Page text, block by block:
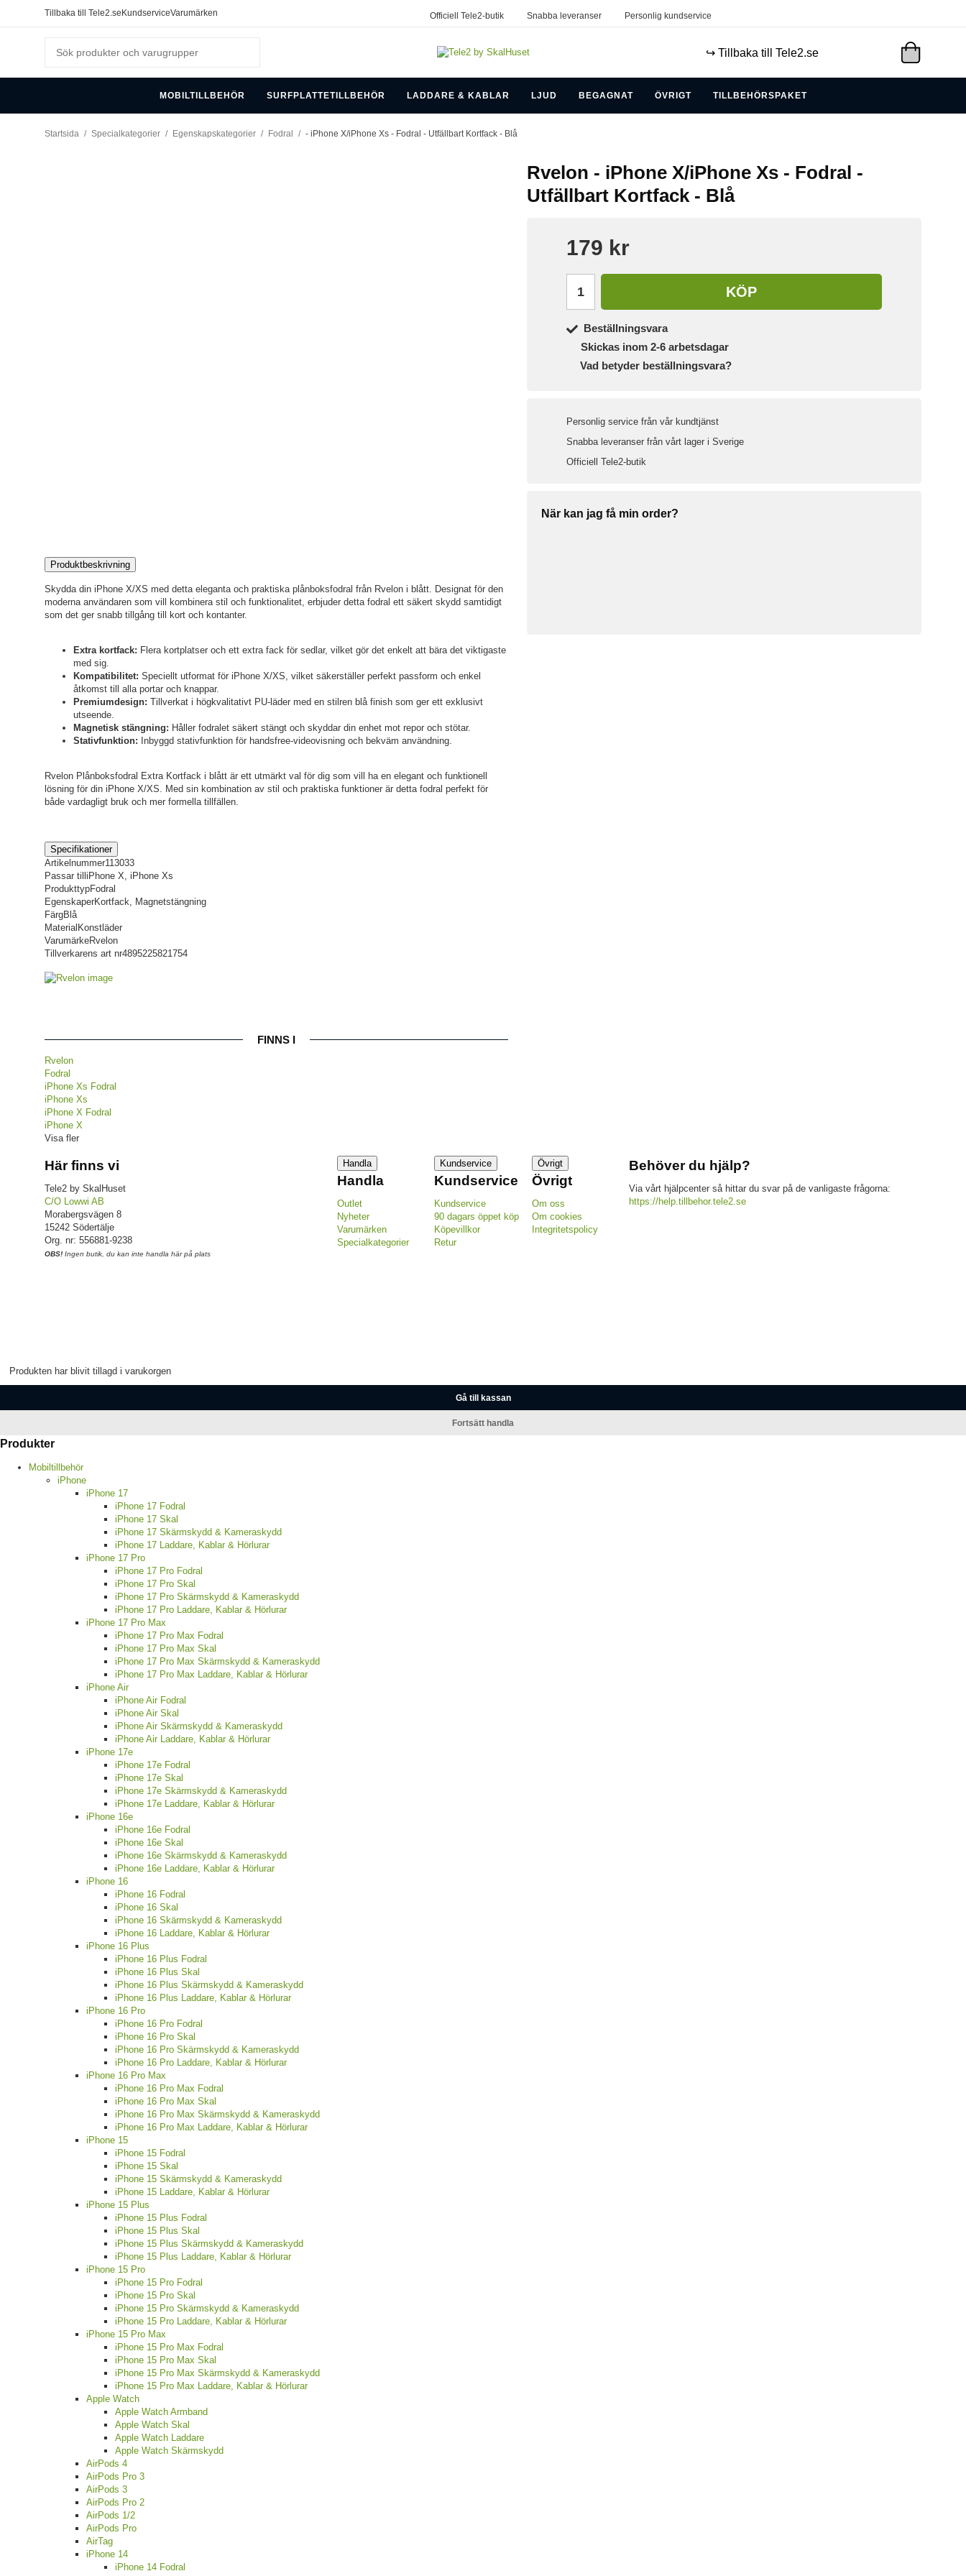
Tillbaka till Tele2.se KundserviceVarumärken Officiell Tele2-butik Snabba leveranser Personlig kundservice
↪️ Tillbaka till Tele2.se
MOBILTILLBEHÖR SURFPLATTETILLBEHÖR LADDARE & KABLAR LJUD BEGAGNAT ÖVRIGT TILLBEHÖRSPAKET
Startsida / Specialkategorier / Egenskapskategorier / Fodral / - iPhone X/iPhone Xs - Fodral - Utfällbart Kortfack - Blå
Rvelon - iPhone X/iPhone Xs - Fodral -
Utfällbart Kortfack - Blå
179 kr
KÖP
Beställningsvara
Skickas inom 2-6 arbetsdagar
Vad betyder beställningsvara?
Personlig service från vår kundtjänst
Snabba leveranser från vårt lager i Sverige
Officiell Tele2-butik
När kan jag få min order?
Produktbeskrivning
Skydda din iPhone X/XS med detta eleganta och praktiska plånboksfodral från Rvelon i blått. Designat för den
moderna användaren som vill kombinera stil och funktionalitet, erbjuder detta fodral ett säkert skydd samtidigt
som det ger snabb tillgång till kort och kontanter.
Extra kortfack: Flera kortplatser och ett extra fack för sedlar, vilket gör det enkelt att bära det viktigaste
med sig.
Kompatibilitet: Speciellt utformat för iPhone X/XS, vilket säkerställer perfekt passform och enkel
åtkomst till alla portar och knappar.
Premiumdesign: Tillverkat i högkvalitativt PU-läder med en stilren blå finish som ger ett exklusivt
utseende.
Magnetisk stängning: Håller fodralet säkert stängt och skyddar din enhet mot repor och stötar.
Stativfunktion: Inbyggd stativfunktion för handsfree-videovisning och bekväm användning.
Rvelon Plånboksfodral Extra Kortfack i blått är ett utmärkt val för dig som vill ha en elegant och funktionell
lösning för din iPhone X/XS. Med sin kombination av stil och praktiska funktioner är detta fodral perfekt för
både vardagligt bruk och mer formella tillfällen.
Specifikationer
Artikelnummer113033
Passar till iPhone X, iPhone Xs
ProdukttypFodral
EgenskaperKortfack, Magnetstängning
FärgBlå
Material Konstläder
VarumärkeRvelon
Tillverkarens art nr4895225821754
FINNS I
Rvelon
Fodral
iPhone Xs Fodral
iPhone Xs
iPhone X Fodral
iPhone X
Visa fler
Här finns vi
Tele2 by SkalHuset
C/O Lowwi AB
Morabergsvägen 8
15242 Södertälje
Org. nr: 556881-9238
OBS! Ingen butik, du kan inte handla här på plats
Handla
Handla
Outlet
Nyheter
Varumärken
Specialkategorier
Kundservice
Kundservice
Kundservice
90 dagars öppet köp
Köpevillkor
Retur
Övrigt
Övrigt
Om oss
Om cookies
Integritetspolicy
Behöver du hjälp?
Via vårt hjälpcenter så hittar du svar på de vanligaste frågorna:
https://help.tillbehor.tele2.se
Produkten har blivit tillagd i varukorgen
Gå till kassan
Fortsätt handla
Produkter
Mobiltillbehör
iPhone
iPhone 17
iPhone 17 Fodral
iPhone 17 Skal
iPhone 17 Skärmskydd & Kameraskydd
iPhone 17 Laddare, Kablar & Hörlurar
iPhone 17 Pro
iPhone 17 Pro Fodral
iPhone 17 Pro Skal
iPhone 17 Pro Skärmskydd & Kameraskydd
iPhone 17 Pro Laddare, Kablar & Hörlurar
iPhone 17 Pro Max
iPhone 17 Pro Max Fodral
iPhone 17 Pro Max Skal
iPhone 17 Pro Max Skärmskydd & Kameraskydd
iPhone 17 Pro Max Laddare, Kablar & Hörlurar
iPhone Air
iPhone Air Fodral
iPhone Air Skal
iPhone Air Skärmskydd & Kameraskydd
iPhone Air Laddare, Kablar & Hörlurar
iPhone 17e
iPhone 17e Fodral
iPhone 17e Skal
iPhone 17e Skärmskydd & Kameraskydd
iPhone 17e Laddare, Kablar & Hörlurar
iPhone 16e
iPhone 16e Fodral
iPhone 16e Skal
iPhone 16e Skärmskydd & Kameraskydd
iPhone 16e Laddare, Kablar & Hörlurar
iPhone 16
iPhone 16 Fodral
iPhone 16 Skal
iPhone 16 Skärmskydd & Kameraskydd
iPhone 16 Laddare, Kablar & Hörlurar
iPhone 16 Plus
iPhone 16 Plus Fodral
iPhone 16 Plus Skal
iPhone 16 Plus Skärmskydd & Kameraskydd
iPhone 16 Plus Laddare, Kablar & Hörlurar
iPhone 16 Pro
iPhone 16 Pro Fodral
iPhone 16 Pro Skal
iPhone 16 Pro Skärmskydd & Kameraskydd
iPhone 16 Pro Laddare, Kablar & Hörlurar
iPhone 16 Pro Max
iPhone 16 Pro Max Fodral
iPhone 16 Pro Max Skal
iPhone 16 Pro Max Skärmskydd & Kameraskydd
iPhone 16 Pro Max Laddare, Kablar & Hörlurar
iPhone 15
iPhone 15 Fodral
iPhone 15 Skal
iPhone 15 Skärmskydd & Kameraskydd
iPhone 15 Laddare, Kablar & Hörlurar
iPhone 15 Plus
iPhone 15 Plus Fodral
iPhone 15 Plus Skal
iPhone 15 Plus Skärmskydd & Kameraskydd
iPhone 15 Plus Laddare, Kablar & Hörlurar
iPhone 15 Pro
iPhone 15 Pro Fodral
iPhone 15 Pro Skal
iPhone 15 Pro Skärmskydd & Kameraskydd
iPhone 15 Pro Laddare, Kablar & Hörlurar
iPhone 15 Pro Max
iPhone 15 Pro Max Fodral
iPhone 15 Pro Max Skal
iPhone 15 Pro Max Skärmskydd & Kameraskydd
iPhone 15 Pro Max Laddare, Kablar & Hörlurar
Apple Watch
Apple Watch Armband
Apple Watch Skal
Apple Watch Laddare
Apple Watch Skärmskydd
AirPods 4
AirPods Pro 3
AirPods 3
AirPods Pro 2
AirPods 1/2
AirPods Pro
AirTag
iPhone 14
iPhone 14 Fodral